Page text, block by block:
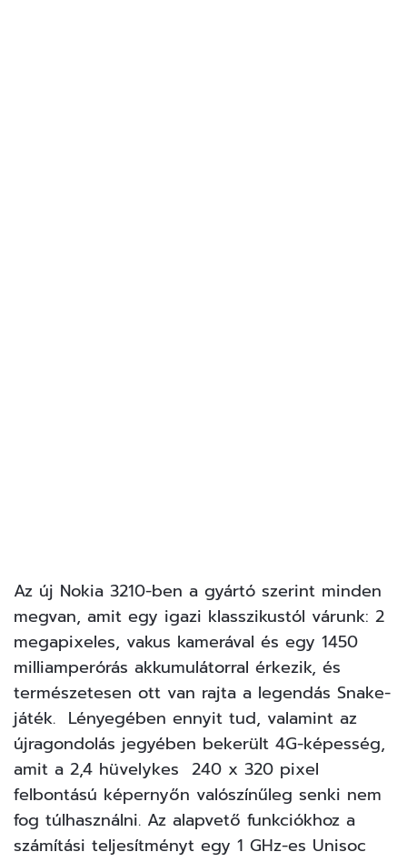
Az új Nokia 3210-ben a gyártó szerint minden
megvan, amit egy igazi klasszikustól várunk: 2
megapixeles, vakus kamerával és egy 1450
milliamperórás akkumulátorral érkezik, és
természetesen ott van rajta a legendás Snake-
játék. Lényegében ennyit tud, valamint az
újragondolás jegyében bekerült 4G-képesség,
amit a 2,4 hüvelykes 240 x 320 pixel
felbontású képernyőn valószínűleg senki nem
fog túlhasználni. Az alapvető funkciókhoz a
számítási teljesítményt egy 1 GHz-es Unisoc